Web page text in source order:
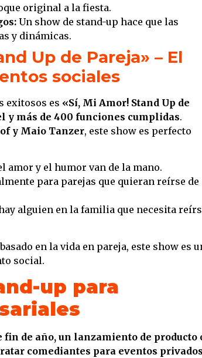
original a la fiesta.
Un show de stand-up hace que las
y dinámicas.
Up de Pareja» – El
sociales
exitosos es «Sí, Mi Amor! Stand Up de
y más de 400 funciones cumplidas.
y Maio Tanzer, este show es perfecto
amor y el humor van de la mano.
para parejas que quieran reírse de
alguien en la familia que necesita
en la vida en pareja, este show es
social.
up para
fin de año, un lanzamiento de producto
comediantes para eventos privados